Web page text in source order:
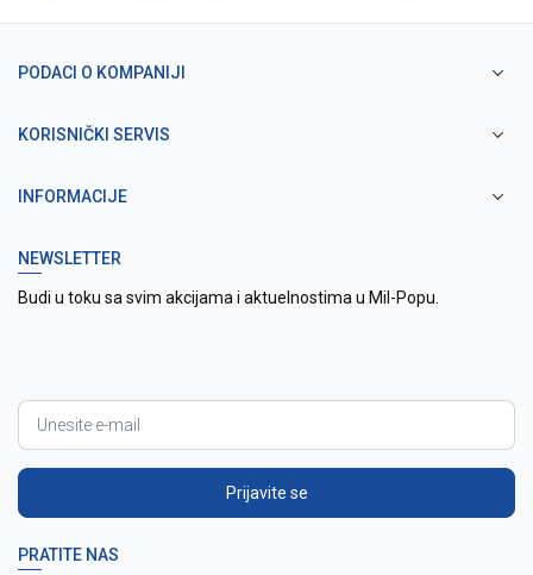
PODACI O KOMPANIJI
KORISNIČKI SERVIS
INFORMACIJE
NEWSLETTER
Budi u toku sa svim akcijama i aktuelnostima u Mil-Popu.
Prijavite se
PRATITE NAS